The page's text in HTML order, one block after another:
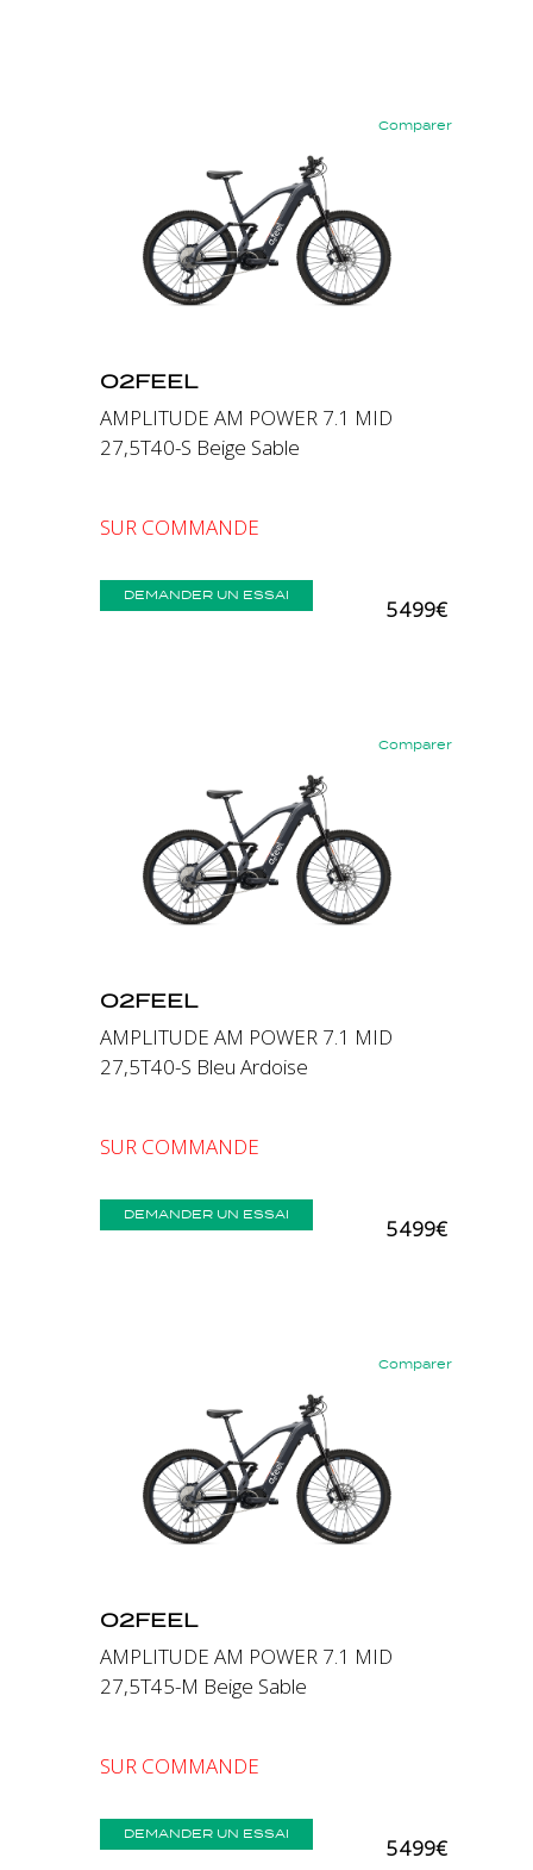
Comparer
Précédent
O2FEEL
AMPLITUDE AM POWER 7.1 MID
27,5T40-S Beige Sable
SUR COMMANDE
DEMANDER UN ESSAI
5 499€
Comparer
Précédent
O2FEEL
AMPLITUDE AM POWER 7.1 MID
27,5T40-S Bleu Ardoise
SUR COMMANDE
DEMANDER UN ESSAI
5 499€
Comparer
Précédent
O2FEEL
AMPLITUDE AM POWER 7.1 MID
27,5T45-M Beige Sable
SUR COMMANDE
DEMANDER UN ESSAI
5 499€